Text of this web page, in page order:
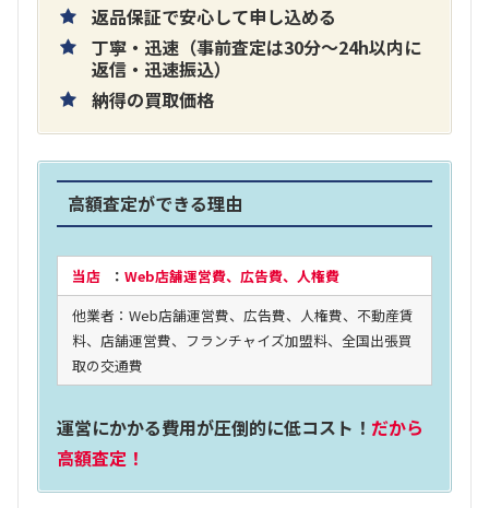
返品保証で安心して申し込める
丁寧・迅速（事前査定は30分～24h以内に
返信・迅速振込）
納得の買取価格
高額査定ができる理由
当店： Web店舗運営費、広告費、人権費
他業者：Web店舗運営費、広告費、人権費、不動産賃
料、店舗運営費、フランチャイズ加盟料、全国出張買
取の交通費
運営にかかる費用が圧倒的に低コスト！ だから
高額査定！